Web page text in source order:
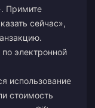
Примите
сейчас»,
электронной
использование
стоимость